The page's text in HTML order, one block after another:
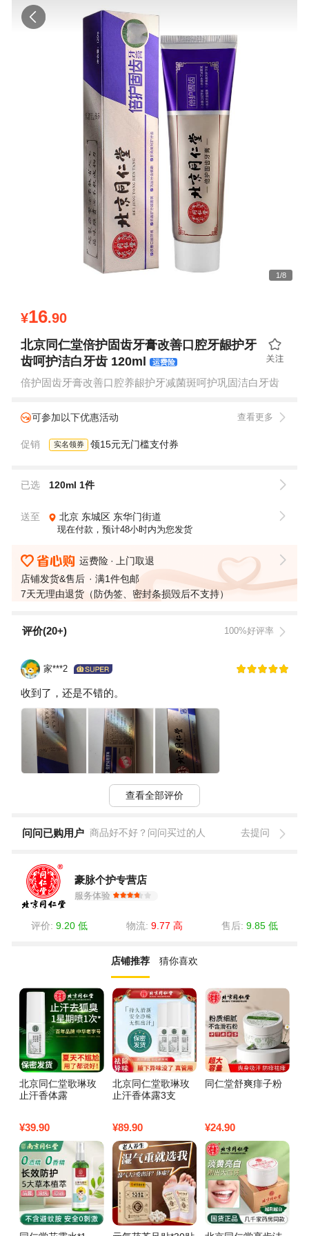
1/8
¥16.90
北京同仁堂倍护固齿牙膏改善口腔牙龈护牙
齿呵护洁白牙齿 120ml 运费险
倍护固齿牙膏改善口腔养龈护牙减菌斑呵护巩固洁白牙齿
可参加以下优惠活动 查看更多
促销 实名领券 领15元无门槛支付券
已选 120ml 1件
送至 北京 东城区 东华门街道
现在付款，预计48小时内为您发货
运费险
上门取退
店铺发货&售后
满1件包邮
7天无理由退货（防伪签、密封条损毁后不支持）
评价(20+) 100%好评率
家***2
收到了，还是不错的。
查看全部评价
问问已购用户 商品好不好？问问买过的人 去提问
豪脉个护专营店
服务体验
评价: 9.20 低 物流: 9.77 高 售后: 9.85 低
店铺推荐 猜你喜欢
北京同仁堂歌琳玫
止汗香体露
¥39.90
北京同仁堂歌琳玫
止汗香体露3支
¥89.90
同仁堂舒爽痱子粉
¥24.90